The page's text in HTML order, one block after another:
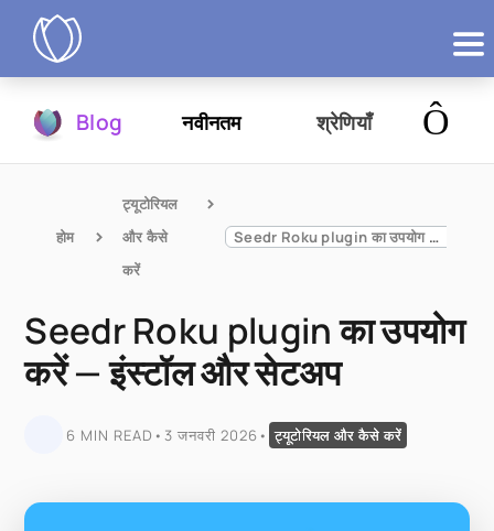
आज़माएं
Blog नवीनतम श्रेणियाँ
होम
ट्यूटोरियल
और कैसे
करें
Seedr Roku plugin का उपयोग करें — इंस्टॉल और सेटअप
Seedr Roku plugin का उपयोग
करें — इंस्टॉल और सेटअप
6 MIN READ • 3 जनवरी 2026 • ट्यूटोरियल और कैसे करें